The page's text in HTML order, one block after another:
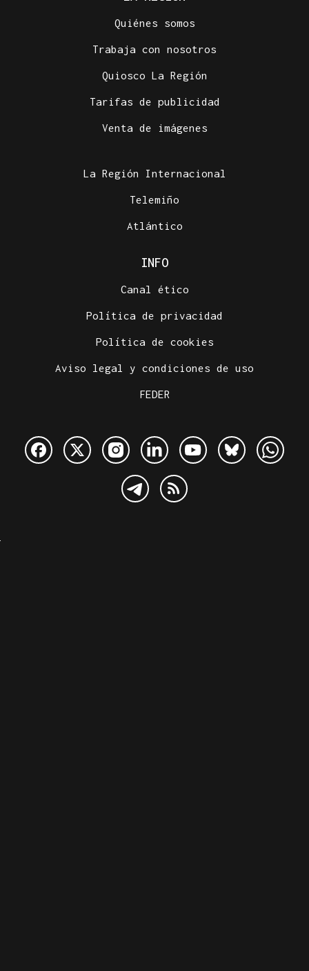
Quiénes somos
Trabaja con nosotros
Quiosco La Región
Tarifas de publicidad
Venta de imágenes
La Región Internacional
Telemiño
Atlántico
INFO
Canal ético
Política de privacidad
Política de cookies
Aviso legal y condiciones de uso
FEDER